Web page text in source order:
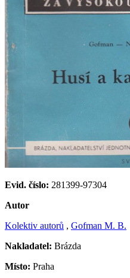
Evid. číslo: 281399-97304
Autor
Kolektiv autorů , Gofman M. B.
Nakladatel: Brázda
Místo: Praha